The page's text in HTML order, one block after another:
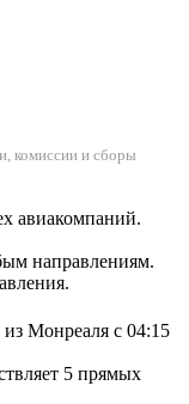
комиссии и сборы
авиакомпаний.
направлениям.
Монреаля с 04:15
5 прямых